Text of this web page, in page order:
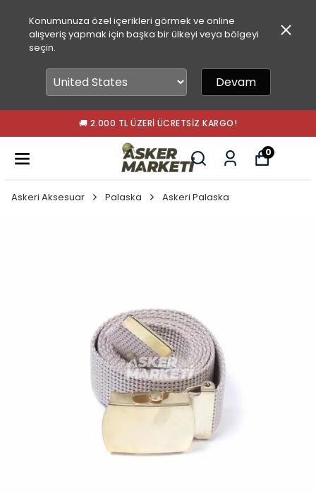
Konumunuza özel içerikleri görmek ve online
alışveriş yapmak için başka bir ülkeyi veya bölgeyi
seçin.
Devam
🚚 2.000 TL ÜZERI ÜCRETSIZ KARGO!
0
Askeri Aksesuar Palaska Askeri Palaska